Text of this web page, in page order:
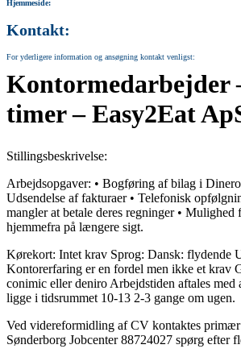
Hjemmeside:
Kontakt:
For yderligere information og ansøgning kontakt venligst:
Kontormedarbejder
timer – Easy2Eat
Stillingsbeskrivelse:
Arbejdsopgaver: • Bogføring af bilag i
Udsendelse af fakturaer • Telefonisk
mangler at betale deres regninger • Mulighed
hjemmefra på længere sigt.
Kørekort: Intet krav Sprog: Dansk: flydende
Kontorerfaring er en fordel men ikke et krav
conimic eller deniro Arbejdstiden aftales med
ligge i tidsrummet 10-13 2-3 gange om ugen.
Ved videreformidling af CV kontaktes
Sønderborg Jobcenter 88724027 spørg efter